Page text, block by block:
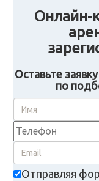
Онлайн-
Оставьте
по
Отправляя